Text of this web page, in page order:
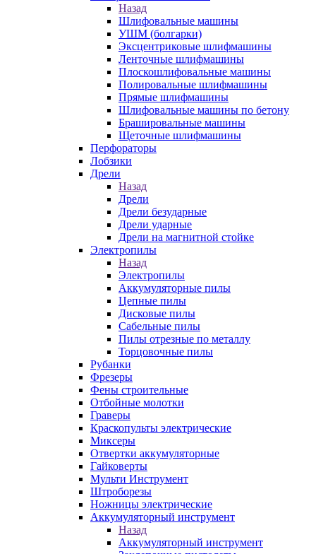
Назад
Шлифовальные машины
УШМ (болгарки)
Эксцентриковые шлифмашины
Ленточные шлифмашины
Плоскошлифовальные машины
Полировальные шлифмашины
Прямые шлифмашины
Шлифовальные машины по бетону
Брашировальные машины
Щеточные шлифмашины
Перфораторы
Лобзики
Дрели
Назад
Дрели
Дрели безударные
Дрели ударные
Дрели на магнитной стойке
Электропилы
Назад
Электропилы
Аккумуляторные пилы
Цепные пилы
Дисковые пилы
Сабельные пилы
Пилы отрезные по металлу
Торцовочные пилы
Рубанки
Фрезеры
Фены строительные
Отбойные молотки
Граверы
Краскопульты электрические
Миксеры
Отвертки аккумуляторные
Гайковерты
Мульти Инструмент
Штроборезы
Ножницы электрические
Аккумуляторный инструмент
Назад
Аккумуляторный инструмент